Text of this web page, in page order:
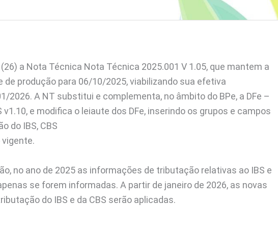
a Nota Técnica Nota Técnica 2025.001 V 1.05, que mantem a
produção para 06/10/2025, viabilizando sua efetiva
2026. A NT substitui e complementa, no âmbito do BPe, a DFe –
e modifica o leiaute dos DFe, inserindo os grupos e campos
do IBS, CBS
no ano de 2025 as informações de tributação relativas ao IBS e
se forem informadas. A partir de janeiro de 2026, as novas
do IBS e da CBS serão aplicadas.